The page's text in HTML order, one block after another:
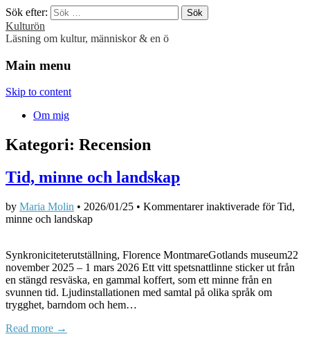
Sök efter:
Kulturön
Läsning om kultur, människor & en ö
Main menu
Skip to content
Om mig
Kategori: Recension
Tid, minne och landskap
by Maria Molin • 2026/01/25 • Kommentarer inaktiverade för Tid,
minne och landskap
Synkroniciteterutställning, Florence MontmareGotlands museum22
november 2025 – 1 mars 2026 Ett vitt spetsnattlinne sticker ut från
en stängd resväska, en gammal koffert, som ett minne från en
svunnen tid. Ljudinstallationen med samtal på olika språk om
trygghet, barndom och hem…
Read more →